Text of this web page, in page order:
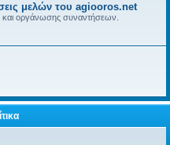
μελών του agiooros.net
και οργάνωσης συναντήσεων.